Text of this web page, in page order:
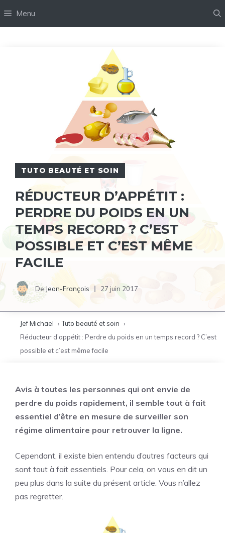
Menu
TUTO BEAUTÉ ET SOIN
RÉDUCTEUR D’APPÉTIT :
PERDRE DU POIDS EN UN
TEMPS RECORD ? C’EST
POSSIBLE ET C’EST MÊME
FACILE
De Jean-François 27 juin 2017
Jef Michael
Tuto beauté et soin
Réducteur d’appétit : Perdre du poids en un temps record ? C’est
possible et c’est même facile
Avis à toutes les personnes qui ont envie de
perdre du poids rapidement, il semble tout à fait
essentiel d’être en mesure de surveiller son
régime alimentaire pour retrouver la ligne.
Cependant, il existe bien entendu d’autres facteurs qui
sont tout à fait essentiels. Pour cela, on vous en dit un
peu plus dans la suite du présent article. Vous n’allez
pas regretter.